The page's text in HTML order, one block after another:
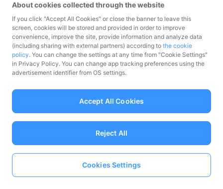
グループ採用情報
PayPay採用情報
PayPayカード採用情報
PayPay銀行採用情報
PayPay India採用情報
PayPayカード株式会社
PayPay証券株式会社
マネロン等基本方針
カスタマーハラスメントに関する
当社の考え方
About cookies collected through the website
If you click "Accept All Cookies" or close the banner to leave this
screen, cookies will be stored and provided in order to improve
convenience, improve the site, provide information and analyze data
(including sharing with external partners) according to the cookie
policy. You can change the settings at any time from "Cookie Settings"
in Privacy Policy. You can change app tracking preferences using the
advertisement identifier from OS settings.
Cookies Settings
Reject All
Accept All Cookies